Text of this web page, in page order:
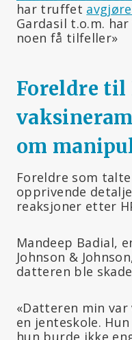
har truffet
Gardasil t.o.m.
noen få tilfeller»
Foreldre til
om
Foreldre som
opprivende
reaksjoner etter
Mandeep Badial,
Johnson &
datteren ble
«Datteren min var
en jenteskole.
hun burde ikke